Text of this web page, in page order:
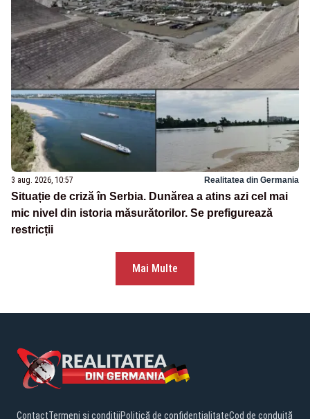
3 aug. 2026, 10:57 Realitatea din Germania
Situație de criză în Serbia. Dunărea a atins azi cel mai
mic nivel din istoria măsurătorilor. Se prefigurează
restricții
Mai Multe
ContactTermeni și condițiiPolitică de confidențialitateCod de conduită